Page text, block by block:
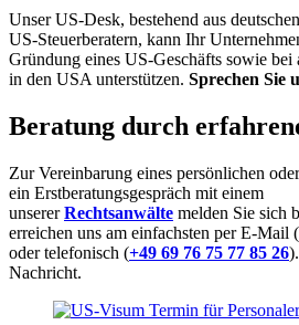
Unser US-Desk, bestehend aus
US-Steuerberatern, kann Ihr
Gründung eines US-Geschäfts sowie bei
in den USA unterstützen. Sprechen Sie
Beratung durch
Zur Vereinbarung eines persönlichen
ein Erstberatungsgespräch mit einem
unsererRechtsanwälte melden Sie sich
erreichen uns am einfachsten per E-Mail (
oder telefonisch (+49 69 76 75 77 85 26
Nachricht.